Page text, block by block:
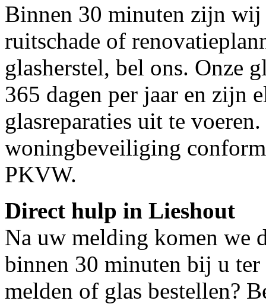
Binnen 30 minuten zijn wij
ruitschade of
glasherstel, bel ons. Onze
365 dagen per jaar en zijn
glasreparaties uit te
woningbeveiliging
PKVW.
Direct hulp in Lieshout
Na uw melding komen we
binnen 30 minuten bij u ter
melden of glas bestellen?